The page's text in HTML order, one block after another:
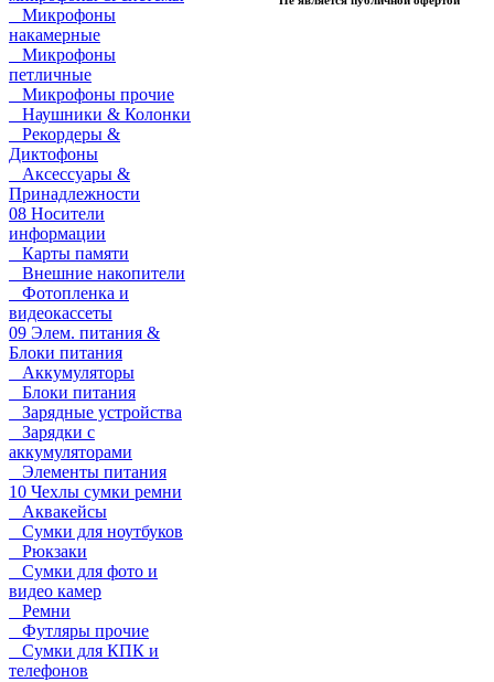
Микрофоны
накамерные
Микрофоны
петличные
Микрофоны прочие
Наушники & Колонки
Рекордеры &
Диктофоны
Аксессуары &
Принадлежности
08 Носители
информации
Карты памяти
Внешние накопители
Фотопленка и
видеокассеты
09 Элем. питания &
Блоки питания
Аккумуляторы
Блоки питания
Зарядные устройства
Зарядки с
аккумуляторами
Элементы питания
10 Чехлы сумки ремни
Аквакейсы
Сумки для ноутбуков
Рюкзаки
Сумки для фото и
видео камер
Ремни
Футляры прочие
Сумки для КПК и
телефонов